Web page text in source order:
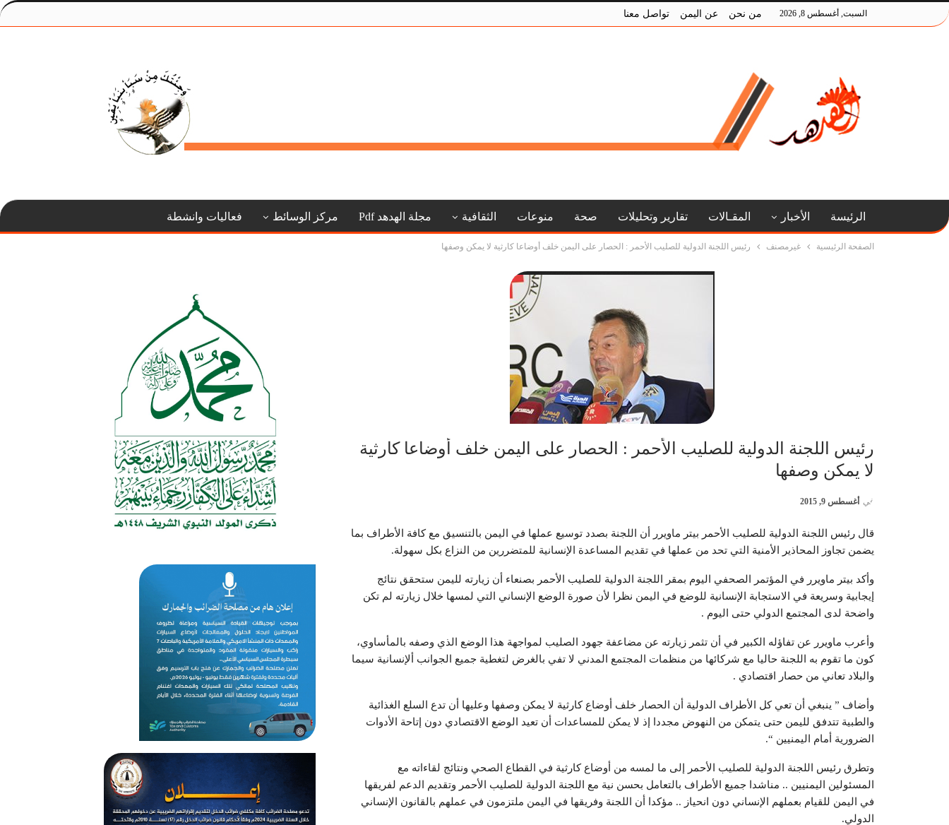
السبت, أغسطس 8, 2026 من نحن عن اليمن تواصل معنا
الرئيسة الأخبار المقـالات تقارير وتحليلات صحة منوعات الثقافية مجلة الهدهد Pdf مركز الوسائط فعاليات وانشطة
الصفحة الرئيسية غيرمصنف رئيس اللجنة الدولية للصليب الأحمر : الحصار على اليمن خلف أوضاعا كارثية لا يمكن وصفها
رئيس اللجنة الدولية للصليب الأحمر : الحصار على اليمن خلف أوضاعا كارثية
لا يمكن وصفها
في أغسطس 9, 2015
قال رئيس اللجنة الدولية للصليب الأحمر بيتر ماويرر أن اللجنة بصدد توسيع عملها في اليمن بالتنسيق مع كافة الأطراف بما
يضمن تجاوز المحاذير الأمنية التي تحد من عملها في تقديم المساعدة الإنسانية للمتضررين من النزاع بكل سهولة.
وأكد بيتر ماويرر في المؤتمر الصحفي اليوم بمقر اللجنة الدولية للصليب الأحمر بصنعاء أن زيارته لليمن ستحقق نتائج
إيجابية وسريعة في الاستجابة الإنسانية للوضع في اليمن نظرا لأن صورة الوضع الإنساني التي لمسها خلال زيارته لم تكن
واضحة لدى المجتمع الدولي حتى اليوم .
وأعرب ماويرر عن تفاؤله الكبير في أن تثمر زيارته عن مضاعفة جهود الصليب لمواجهة هذا الوضع الذي وصفه بالمأساوي،
كون ما تقوم به اللجنة حاليا مع شركائها من منظمات المجتمع المدني لا تفي بالغرض لتغطية جميع الجوانب ألإنسانية سيما
والبلاد تعاني من حصار اقتصادي .
وأضاف ” ينبغي أن تعي كل الأطراف الدولية أن الحصار خلف أوضاع كارثية لا يمكن وصفها وعليها أن تدع السلع الغذائية
والطبية تتدفق لليمن حتى يتمكن من النهوض مجددا إذ لا يمكن للمساعدات أن تعيد الوضع الاقتصادي دون إتاحة الأدوات
الضرورية أمام اليمنيين “.
وتطرق رئيس اللجنة الدولية للصليب الأحمر إلى ما لمسه من أوضاع كارثية في القطاع الصحي ونتائج لقاءاته مع
المسئولين اليمنيين .. مناشدا جميع الأطراف بالتعامل بحسن نية مع اللجنة الدولية للصليب الأحمر وتقديم الدعم لفريقها
في اليمن للقيام بعملهم الإنساني دون انحياز .. مؤكدا أن اللجنة وفريقها في اليمن ملتزمون في عملهم بالقانون الإنساني
الدولي.